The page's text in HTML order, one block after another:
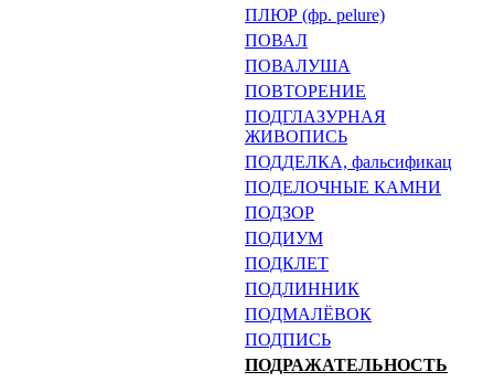
ПЛЮР (фр. pelure)
ПОВАЛ
ПОВАЛУША
ПОВТОРЕНИЕ
ПОДГЛАЗУРНАЯ
ЖИВОПИСЬ
ПОДДЕЛКА, фальсифи­кац
ПОДЕЛОЧНЫЕ КАМНИ
ПОДЗОР
ПОДИУМ
ПОДКЛЕТ
ПОДЛИННИК
ПОДМАЛЁВОК
ПОДПИСЬ
ПОДРАЖАТЕЛЬНОСТЬ